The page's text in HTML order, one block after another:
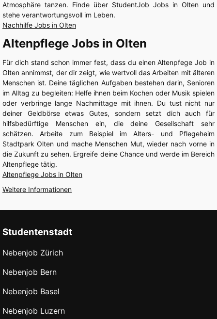
Atmosphäre tanzen. Finde über StudentJob Jobs in Olten und
stehe verantwortungsvoll im Leben.
Nachhilfe Jobs in Olten
Altenpflege Jobs in Olten
Für dich stand schon immer fest, dass du einen Altenpfege Job in
Olten annimmst, der dir zeigt, wie wertvoll das Arbeiten mit älteren
Menschen ist. Deine täglichen Aufgaben bestehen darin, Senioren
im Alltag zu begleiten: Helfe ihnen beim Kochen oder Musik spielen
oder verbringe lange Nachmittage mit ihnen. Du tust nicht nur
deiner Geldbörse etwas Gutes, sondern setzt dich auch für
hilfsbedürftige Menschen ein, die deine Gesellschaft sehr
schätzen. Arbeite zum Beispiel im Alters- und Pflegeheim
Stadtpark Olten und mache Menschen Mut, wieder nach vorne in
die Zukunft zu sehen. Ergreife deine Chance und werde im Bereich
Altenpflege tätig.
Altenpflege Jobs in Olten
Weitere Informationen
Studentenstadt
Nebenjob Zürich
Nebenjob Bern
Nebenjob Basel
Nebenjob Luzern